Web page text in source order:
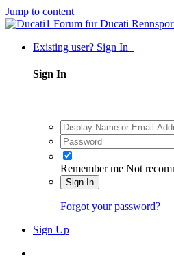
Jump to content
Existing user? Sign In
Sign In
Remember me Not
Sign In
Forgot your password?
Sign Up